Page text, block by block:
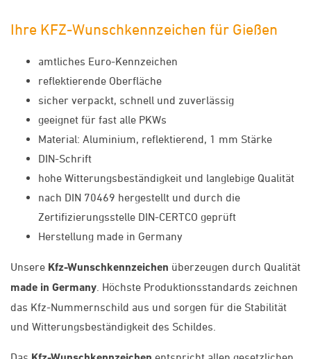
Ihre KFZ-Wunschkennzeichen für Gießen
amtliches Euro-Kennzeichen
reflektierende Oberfläche
sicher verpackt, schnell und zuverlässig
geeignet für fast alle PKWs
Material: Aluminium, reflektierend, 1 mm Stärke
DIN-Schrift
hohe Witterungsbeständigkeit und langlebige Qualität
nach DIN 70469 hergestellt und durch die
Zertifizierungsstelle DIN-CERTCO geprüft
Herstellung made in Germany
Unsere Kfz-Wunschkennzeichen überzeugen durch Qualität
made in Germany . Höchste Produktionsstandards zeichnen
das Kfz-Nummernschild aus und sorgen für die Stabilität
und Witterungsbeständigkeit des Schildes.